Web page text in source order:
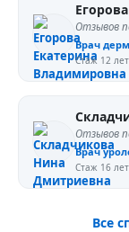
Отзывов
Врач
Стаж 12 лет
Отзывов
Врач
Стаж 16 лет
Все